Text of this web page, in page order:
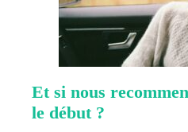
Et si nous
le début ?